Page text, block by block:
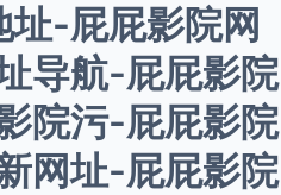
址-屁屁影院网
导航-屁屁影院
院污-屁屁影院
网址-屁屁影院